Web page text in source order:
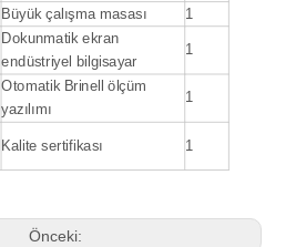
Büyük çalışma masası 1
Dokunmatik ekran
endüstriyel bilgisayar
1
Otomatik Brinell ölçüm
yazılımı
1
Kalite sertifikası 1
Önceki: